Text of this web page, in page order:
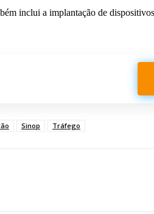
inclui a implantação de
Sinop Tráfego